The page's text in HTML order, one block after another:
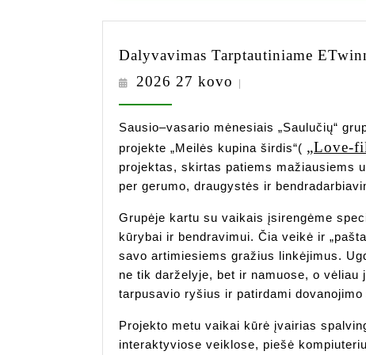
Dalyvavimas Tarptautiniame
2026 27 kovo 2026
kovo
Sausio–vasario mėnesiais „Saulučių“
projekte „Meilės kupina širdis“( „Love-
projektas, skirtas patiems mažiausiems
per gerumo, draugystės ir
Grupėje kartu su vaikais įsirengėme
kūrybai ir bendravimui. Čia veikė ir
savo artimiesiems gražius linkėjimus.
ne tik darželyje, bet ir namuose, o vėliau
tarpusavio ryšius ir patirdami dovanojimo
Projekto metu vaikai kūrė įvairias
interaktyviose veiklose, piešė